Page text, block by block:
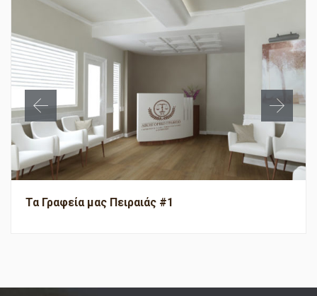
Τα Γραφεία μας Πειραιάς #1